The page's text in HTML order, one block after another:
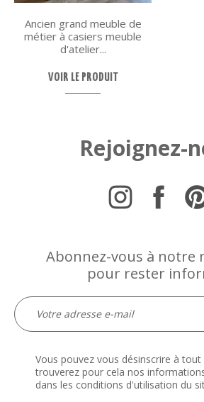
Ancien grand meuble de
métier à casiers meuble
d'atelier...
VOIR LE PRODUIT
Rejoignez-
Abonnez-vous à notre
pour rester
Vous pouvez vous désinscrire à
trouverez pour cela nos
dans les conditions d'utilisation du